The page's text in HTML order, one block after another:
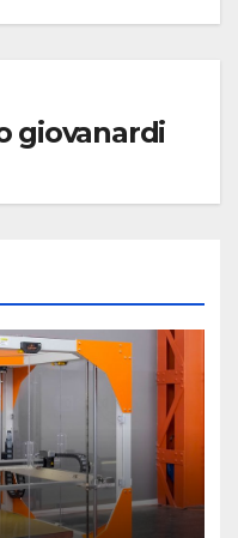
giovanardi